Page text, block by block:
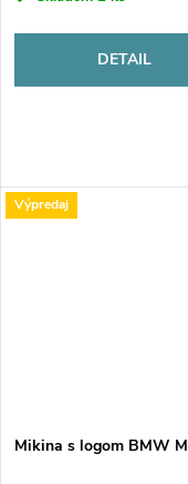
DETAIL
Výpredaj
Mikina s logom BMW M